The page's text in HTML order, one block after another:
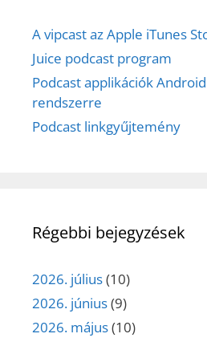
A vipcast az Apple iTunes
Juice podcast program
Podcast applikációk
rendszerre
Podcast linkgyűjtemény
Régebbi bejegyzések
2026. július(10)
2026. június(9)
2026. május(10)